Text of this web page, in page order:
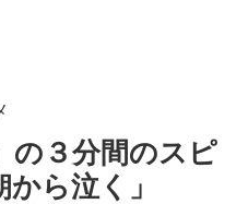
の３分間のスピ
ら泣く」